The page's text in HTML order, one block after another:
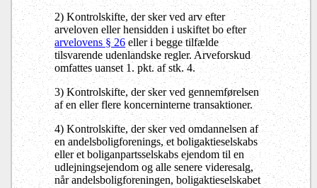
2) Kontrolskifte, der sker ved arv efter
arveloven eller hensidden i uskiftet bo efter
arvelovens § 26 eller i begge tilfælde
tilsvarende udenlandske regler. Arveforskud
omfattes uanset 1. pkt. af stk. 4.
3) Kontrolskifte, der sker ved gennemførelsen
af en eller flere koncerninterne transaktioner.
4) Kontrolskifte, der sker ved omdannelsen af
en andelsboligforenings, et boligaktieselskabs
eller et boliganpartsselskabs ejendom til en
udlejningsejendom og alle senere videresalg,
når andelsboligforeningen, boligaktieselskabet